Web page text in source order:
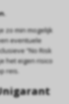
zo min mogelijk
eventuele
“No Risk
het eigen risico
reis.